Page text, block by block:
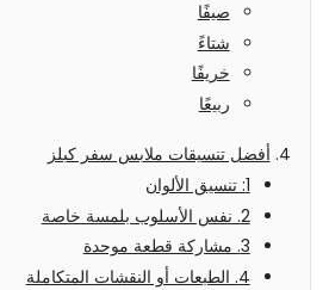
صيفًا
شتاءً
خريفًا
ربيعًا
أفضل تنسيقات ملابس سفر كبلز
1: تنسيق الألوان
2. نفس الأسلوب بلمسة خاصة
3. مشاركة قطعة موحدة
4. الطبعات أو النقشات المتكاملة